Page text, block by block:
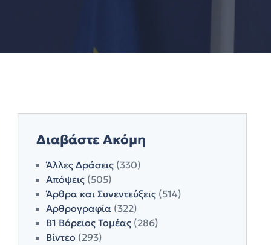
Διαβάστε Ακόμη
Άλλες Δράσεις(330)
Απόψεις(505)
Άρθρα και Συνεντεύξεις(514)
Αρθρογραφία(322)
Β1 Βόρειος Τομέας(286)
Βίντεο (293)